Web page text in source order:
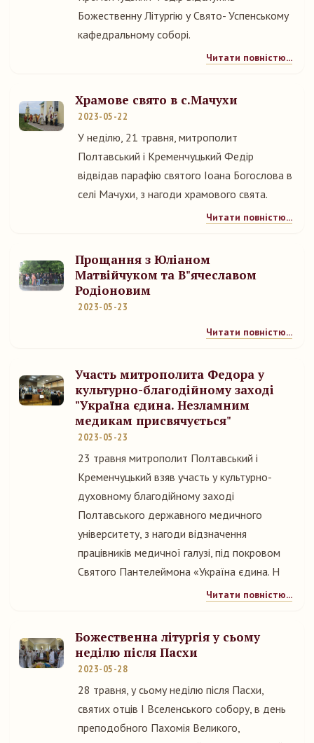
Божественну Літургію у Свято- Успенському
кафедральному соборі.
Читати повністю...
Храмове свято в с.Мачухи
2023-05-22
У неділю, 21 травня, митрополит
Полтавський і Кременчуцький Федір
відвідав парафію святого Іоана Богослова в
селі Мачухи, з нагоди храмового свята.
Читати повністю...
Прощання з Юліаном
Матвійчуком та В"ячеславом
Родіоновим
2023-05-23
Читати повністю...
Участь митрополита Федора у
культурно-благодійному заході
"Україна єдина. Незламним
медикам присвячується"
2023-05-23
23 травня митрополит Полтавський і
Кременчуцький взяв участь у культурно-
духовному благодійному заході
Полтавського державного медичного
університету, з нагоди відзначення
працівників медичної галузі, під покровом
Святого Пантелеймона «Україна єдина. Н
Читати повністю...
Божественна літургія у сьому
неділю після Пасхи
2023-05-28
28 травня, у сьому неділю після Пасхи,
святих отців І Вселенського собору, в день
преподобного Пахомія Великого,